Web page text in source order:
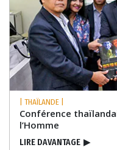
| THAÏLANDE |
Conférence
l’Homme
LIRE DAVANTAGE ▶